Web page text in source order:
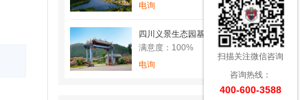
电询
四川义景生态园基地
满意度：100%
电询
扫描关注微信咨询
咨询热线：
400-600-3588